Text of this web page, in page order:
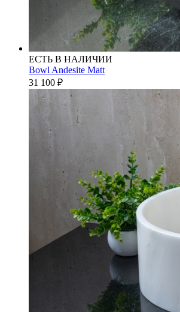
ЕСТЬ В НАЛИЧИИ
Bowl Andesite Matt
31 100 ₽